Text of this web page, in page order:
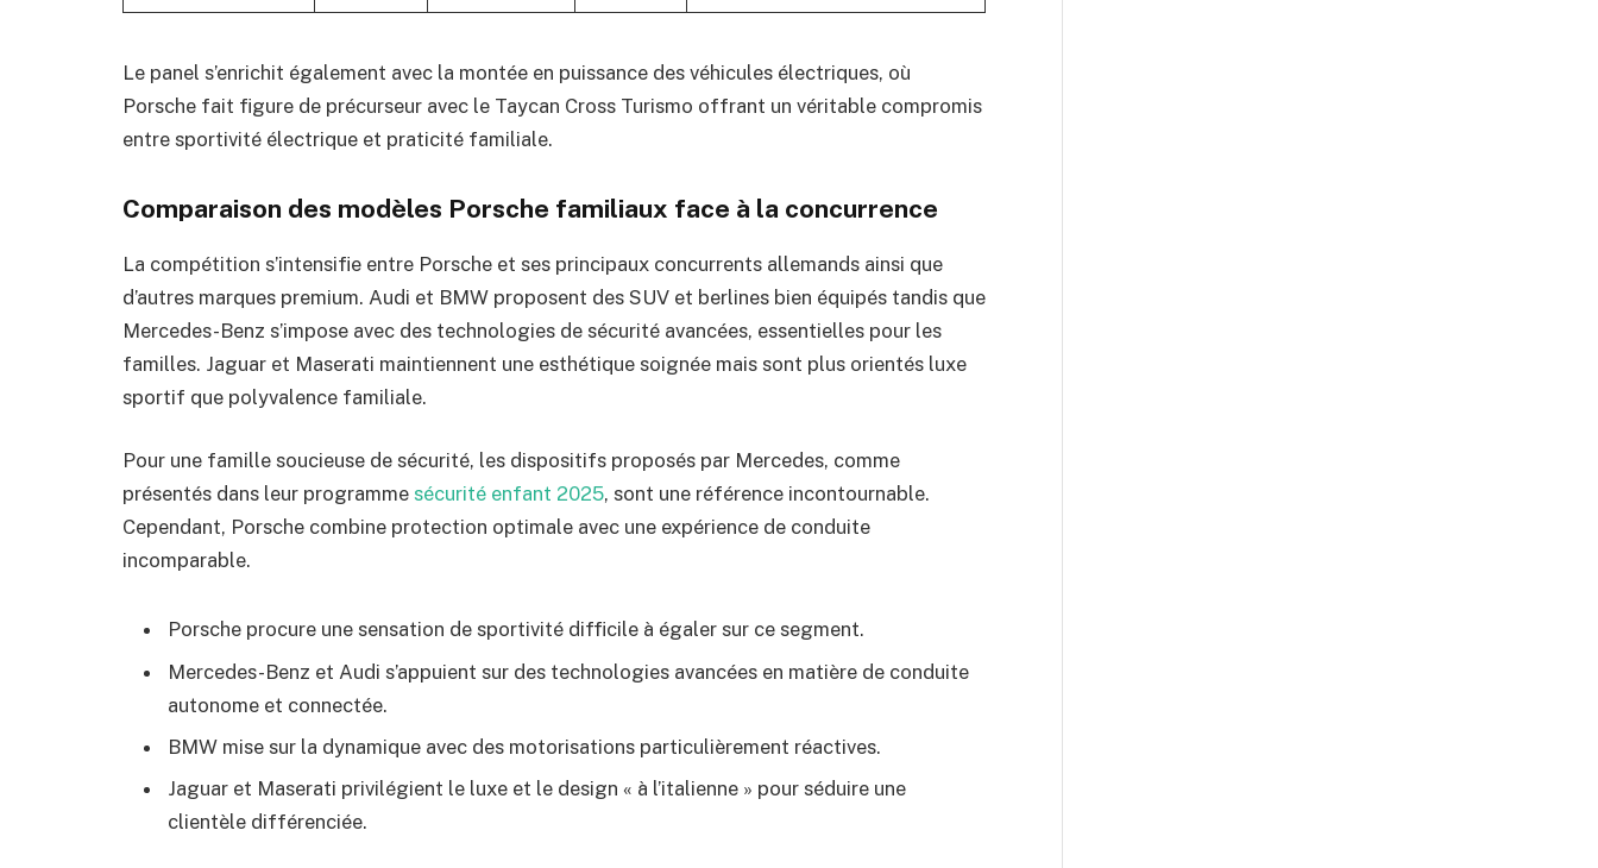
Le panel s’enrichit également avec la montée en puissance des véhicules électriques, où
Porsche fait figure de précurseur avec le Taycan Cross Turismo offrant un véritable compromis
entre sportivité électrique et praticité familiale.
Comparaison des modèles Porsche familiaux face à la concurrence
La compétition s’intensifie entre Porsche et ses principaux concurrents allemands ainsi que
d’autres marques premium. Audi et BMW proposent des SUV et berlines bien équipés tandis que
Mercedes-Benz s’impose avec des technologies de sécurité avancées, essentielles pour les
familles. Jaguar et Maserati maintiennent une esthétique soignée mais sont plus orientés luxe
sportif que polyvalence familiale.
Pour une famille soucieuse de sécurité, les dispositifs proposés par Mercedes, comme
présentés dans leur programme sécurité enfant 2025, sont une référence incontournable.
Cependant, Porsche combine protection optimale avec une expérience de conduite
incomparable.
Porsche procure une sensation de sportivité difficile à égaler sur ce segment.
Mercedes-Benz et Audi s’appuient sur des technologies avancées en matière de conduite
autonome et connectée.
BMW mise sur la dynamique avec des motorisations particulièrement réactives.
Jaguar et Maserati privilégient le luxe et le design « à l’italienne » pour séduire une
clientèle différenciée.